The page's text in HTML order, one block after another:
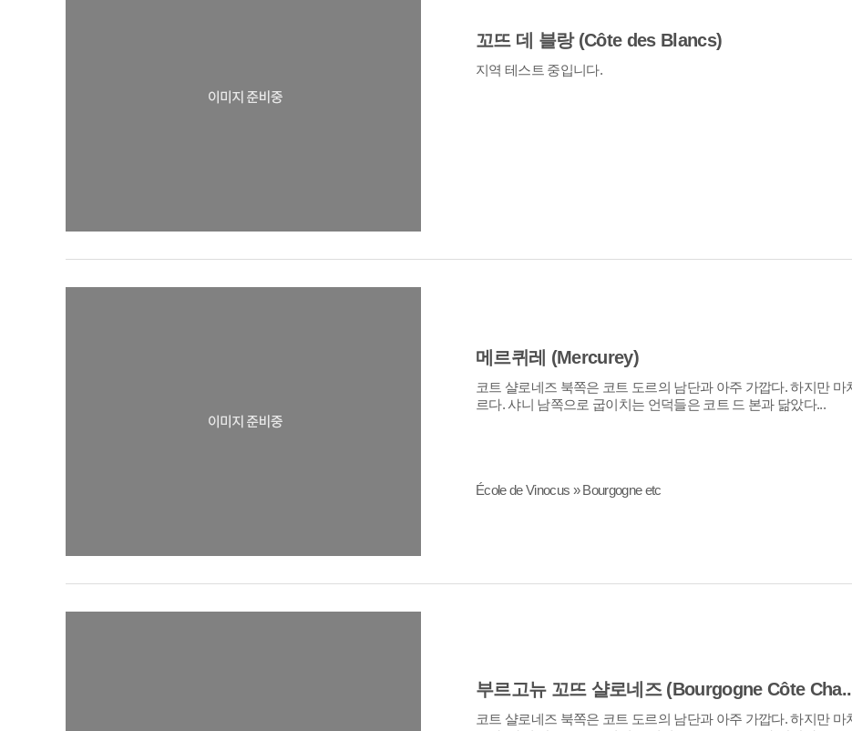
꼬뜨 데 블랑 (Côte des Blancs)
지역 테스트 중입니다.
메르퀴레 (Mercurey)
르다. 샤니 남쪽으로 굽이치는 언덕들은 코트 드 본과 닮았다...
École de Vinocus » Bourgogne etc
부르고뉴 꼬뜨 샬로네즈 (Bourgogne Côte Cha..